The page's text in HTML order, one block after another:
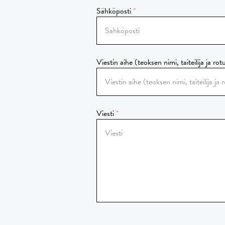
Sähköposti
Viestin aihe (teoksen nimi, taiteilija ja
Viesti